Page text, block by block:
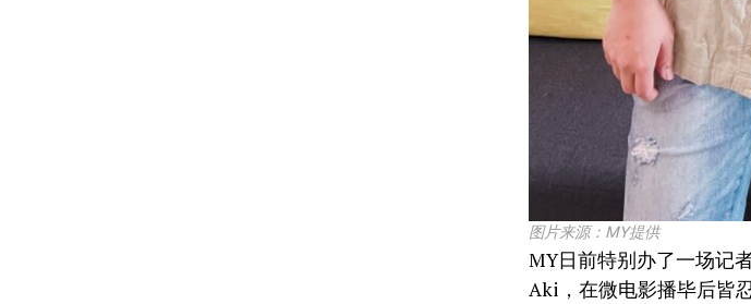
图片来源：MY提供
MY日前特别办了一场记
Aki，在微电影播毕后皆